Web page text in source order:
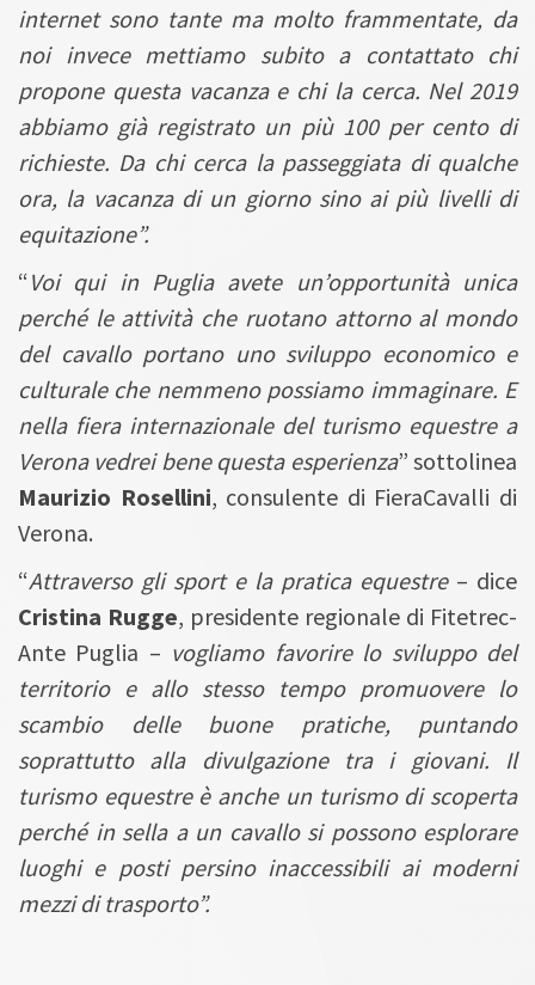
internet sono tante ma molto frammentate, da
noi invece mettiamo subito a contattato chi
propone questa vacanza e chi la cerca. Nel 2019
abbiamo già registrato un più 100 per cento di
richieste. Da chi cerca la passeggiata di qualche
ora, la vacanza di un giorno sino ai più livelli di
equitazione”.
“Voi qui in Puglia avete un’opportunità unica
perché le attività che ruotano attorno al mondo
del cavallo portano uno sviluppo economico e
culturale che nemmeno possiamo immaginare. E
nella fiera internazionale del turismo equestre a
Verona vedrei bene questa esperienza” sottolinea
Maurizio Rosellini, consulente di FieraCavalli di
Verona.
“Attraverso gli sport e la pratica equestre – dice
Cristina Rugge, presidente regionale di Fitetrec-
Ante Puglia – vogliamo favorire lo sviluppo del
territorio e allo stesso tempo promuovere lo
scambio delle buone pratiche, puntando
soprattutto alla divulgazione tra i giovani. Il
turismo equestre è anche un turismo di scoperta
perché in sella a un cavallo si possono esplorare
luoghi e posti persino inaccessibili ai moderni
mezzi di trasporto”.